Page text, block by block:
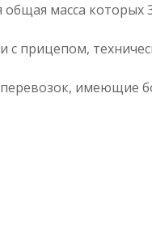
масса которых
прицепом,
имеющие